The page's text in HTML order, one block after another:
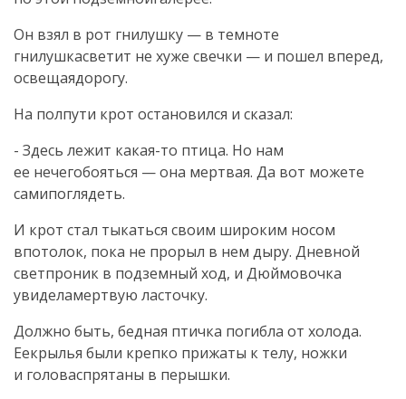
Он взял в рот гнилушку — в темноте
гнилушкасветит не хуже свечки — и пошел вперед,
освещаядорогу.
На полпути крот остановился и сказал:
- Здесь лежит какая-то птица. Но нам
ее нечегобояться — она мертвая. Да вот можете
самипоглядеть.
И крот стал тыкаться своим широким носом
впотолок, пока не прорыл в нем дыру. Дневной
светпроник в подземный ход, и Дюймовочка
увиделамертвую ласточку.
Должно быть, бедная птичка погибла от холода.
Еекрылья были крепко прижаты к телу, ножки
и головаспрятаны в перышки.